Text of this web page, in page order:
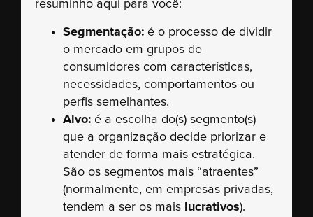
resuminho aqui para você:
Segmentação: é o processo de dividir
o mercado em grupos de
consumidores com características,
necessidades, comportamentos ou
perfis semelhantes.
Alvo: é a escolha do(s) segmento(s)
que a organização decide priorizar e
atender de forma mais estratégica.
São os segmentos mais “atraentes”
(normalmente, em empresas privadas,
tendem a ser os mais
lucrativos).